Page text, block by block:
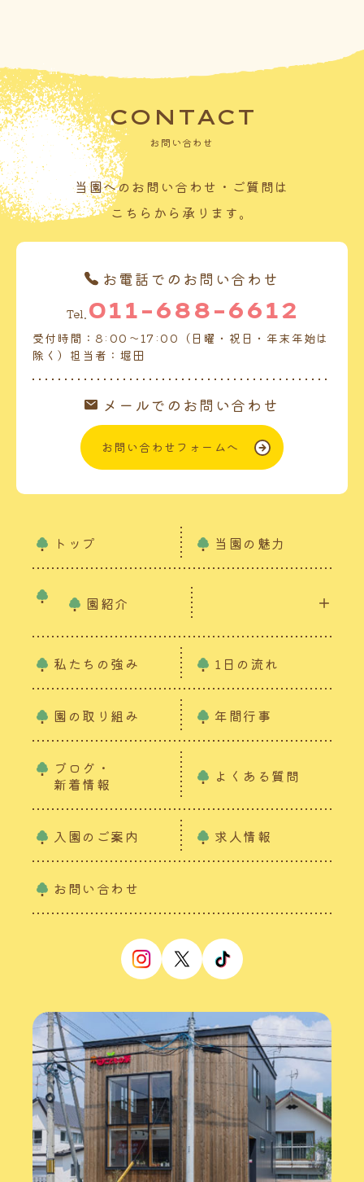
CONTACT
お問い合わせ
当園へのお問い合わせ・ご質問は
こちらから承ります。
お電話でのお問い合わせ
Tel. 011-688-6612
受付時間：8:00～17:00（日曜・祝日・年末年始は
除く）担当者：堀田
メールでのお問い合わせ
お問い合わせフォームへ
トップ 当園の魅力
園紹介
私たちの強み 1日の流れ
園の取り組み 年間行事
ブログ・
新着情報
よくある質問
入園のご案内 求人情報
お問い合わせ